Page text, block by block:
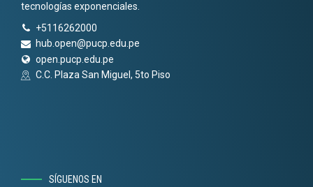
tecnologías exponenciales.
+5116262000
hub.open@pucp.edu.pe
open.pucp.edu.pe
C.C. Plaza San Miguel, 5to Piso
SÍGUENOS EN